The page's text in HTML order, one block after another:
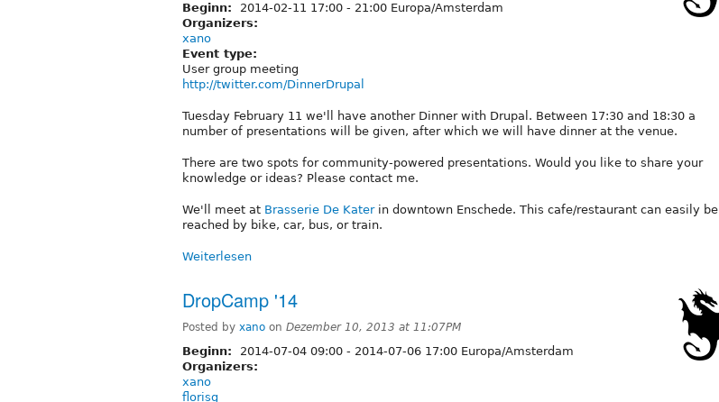
Beginn: 2014-02-11 17:00 - 21:00 Europa/Amsterdam
Organizers:
xano
Event type:
User group meeting
http://twitter.com/DinnerDrupal
Tuesday February 11 we'll have another Dinner with Drupal. Between 17:30 and 18:30 a
number of presentations will be given, after which we will have dinner at the venue.
There are two spots for community-powered presentations. Would you like to share your
knowledge or ideas? Please contact me.
We'll meet at Brasserie De Katerin downtown Enschede. This cafe/restaurant can easily be
reached by bike, car, bus, or train.
Weiterlesen
DropCamp '14
Posted by xano on Dezember 10, 2013 at 11:07PM
Beginn: 2014-07-04 09:00 - 2014-07-06 17:00 Europa/Amsterdam
Organizers:
xano
florisg